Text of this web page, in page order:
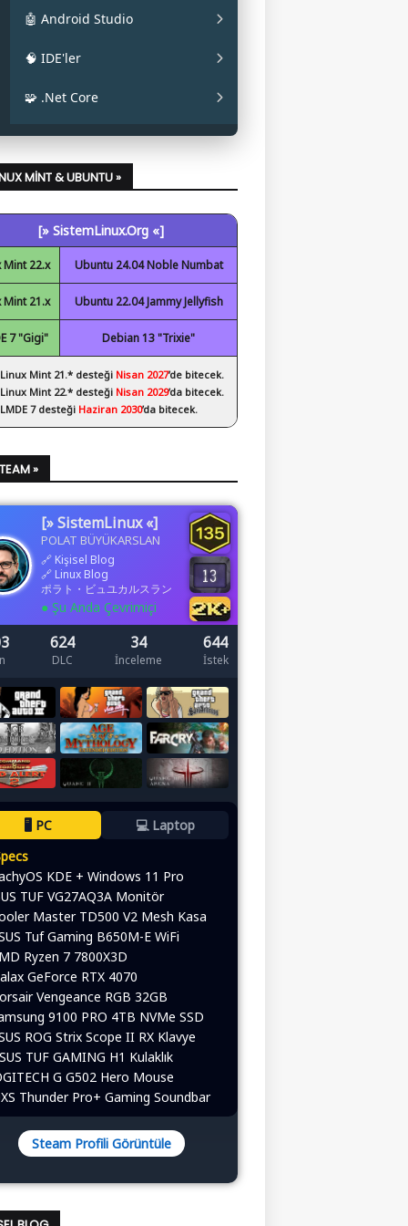
✔ Mainline
✔ Oracle JAVA
✔ OpenJDK
🤖 Android Studio
✔ Android Studio
🧠 IDE'ler
✔ Eclipse
✔ NetBeans
✔ Visual Studio Code
🧩 .Net Core
✔ .Net Core Kurulumu
MINT & UBUNTU »
[» SistemLinux.Org «]
Mint 22.x Ubuntu 24.04 Noble Numbat
Mint 21.x Ubuntu 22.04 Jammy Jellyfish
7 "Gigi" Debian 13 "Trixie"
Mint 21.* desteği Nisan 2027’de bitecek.
Mint 22.* desteği Nisan 2029’da bitecek.
7 desteği Haziran 2030’da bitecek.
»
[» SistemLinux «]
POLAT BÜYÜKARSLAN
🔗 Kişisel Blog
🔗 Linux Blog
ポラト・ビュユカルスラン
● Şu Anda Çevrimiçi
624
DLC
34
İnceleme
644
İstek
🖥️ PC
💻 Laptop
KDE + Windows 11 Pro
TUF VG27AQ3A Monitör
Master TD500 V2 Mesh Kasa
Tuf Gaming B650M-E WiFi
Ryzen 7 7800X3D
GeForce RTX 4070
Vengeance RGB 32GB
9100 PRO 4TB NVMe SSD
ROG Strix Scope II RX Klavye
TUF GAMING H1 Kulaklık
G G502 Hero Mouse
Thunder Pro+ Gaming Soundbar
Steam Profili Görüntüle